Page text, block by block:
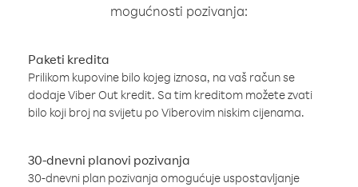
mogućnosti pozivanja:
Paketi kredita
Prilikom kupovine bilo kojeg iznosa, na vaš račun se
dodaje Viber Out kredit. Sa tim kreditom možete zvati
bilo koji broj na svijetu po Viberovim niskim cijenama.
30-dnevni planovi pozivanja
30-dnevni plan pozivanja omogućuje uspostavljanje